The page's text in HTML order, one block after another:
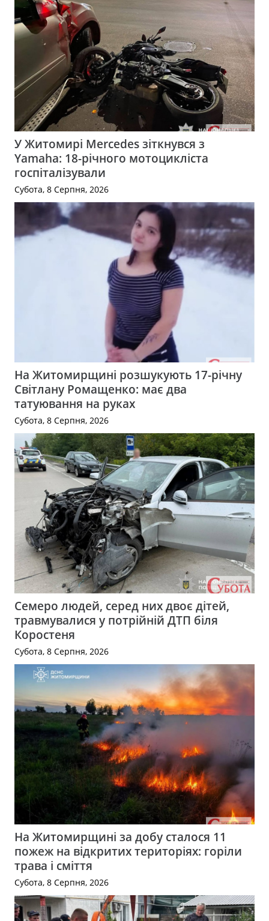
У Житомирі Mercedes зіткнувся з
Yamaha: 18-річного мотоцикліста
госпіталізували
Субота, 8 Серпня, 2026
На Житомирщині розшукують 17-річну
Світлану Ромащенко: має два
татуювання на руках
Субота, 8 Серпня, 2026
Семеро людей, серед них двоє дітей,
травмувалися у потрійній ДТП біля
Коростеня
Субота, 8 Серпня, 2026
На Житомирщині за добу сталося 11
пожеж на відкритих територіях: горіли
трава і сміття
Субота, 8 Серпня, 2026